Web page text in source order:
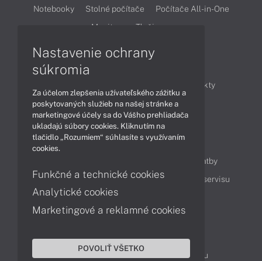
Notebooky Stolné počítače
Počítače All-in-One
Monitory
Tlačiarne
Produkty
Technológie
Videá
Obsah
Možnosti doručenia a platby
Podpora a servis
Servisné služby Cenník servisu
Kontakty
043 4224 771
Obchodné oddelenie
Reklamácia tovaru
Nastavenie ochrany
súkromia
Za účelom zlepšenia užívateľského zážitku a
poskytovaných služieb na našej stránke a
marketingové účely sa do Vášho prehliadača
ukladajú súbory cookies. Kliknutím na
tlačidlo „Rozumiem“ súhlasíte s využívaním
cookies.
Funkčné a technické cookies
Analytické cookies
Marketingové a reklamné cookies
POVOLIŤ VŠETKO